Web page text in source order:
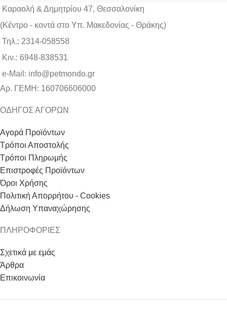
Καραολή & Δημητρίου 47, Θεσσαλονίκη
(Kέντρο - κοντά στο Yπ. Μακεδονίας - Θράκης)
Τηλ.: 2314-058558
Κιν.: 6948-838531
e-Mail: info@petmondo.gr
Aρ. ΓΕΜΗ: 160706606000
ΟΔΗΓΟΣ ΑΓΟΡΩΝ
Αγορά Προϊόντων
Τρόποι Αποστολής
Τρόποι Πληρωμής
Επιστροφές Προϊόντων
Όροι Χρήσης
Πολιτική Απορρήτου - Cookies
Δήλωση Υπαναχώρησης
ΠΛΗΡΟΦΟΡΙΕΣ
Σχετικά με εμάς
Άρθρα
Επικοινωνία